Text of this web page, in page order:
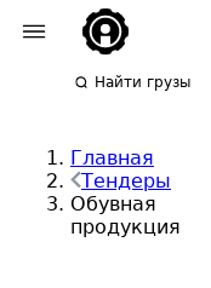
Найти грузы
Главная
Тендеры
Обувная
продукция